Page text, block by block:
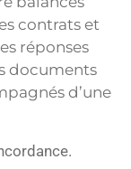
contrats et
réponses
documents
d’une